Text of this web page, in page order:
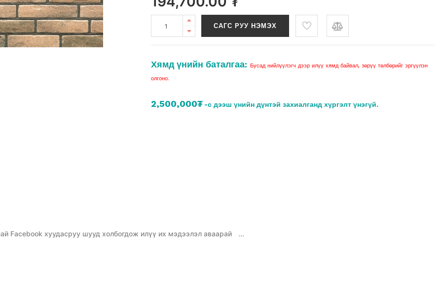
САГС РУУ НЭМЭХ
Хямд үнийн баталгаа: Бусад нийлүүлэгч дээр илүү хямд байвал, зөрүү төлбөрийг эргүүлэн
олгоно.
2,500,000₮ -с дээш үнийн дүнтэй захиалганд хүргэлт үнэгүй.
Facebook хуудасруу шууд холбогдож илүү их мэдээлэл аваарай ...